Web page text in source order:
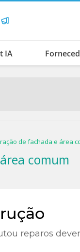
IA
de fachada e área
comum
reparos